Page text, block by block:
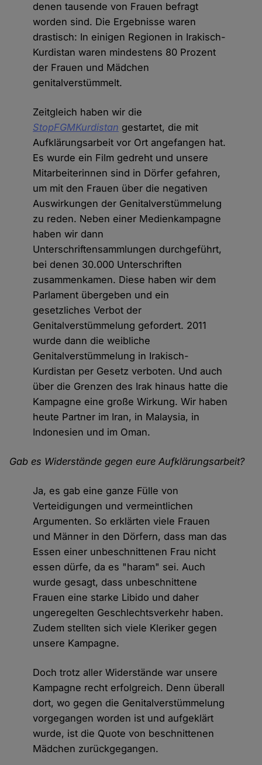
denen tausende von Frauen befragt
worden sind. Die Ergebnisse waren
drastisch: In einigen Regionen in Irakisch-
Kurdistan waren mindestens 80 Prozent
der Frauen und Mädchen
genitalverstümmelt.
Zeitgleich haben wir die
StopFGMKurdistan gestartet, die mit
Aufklärungsarbeit vor Ort angefangen hat.
Es wurde ein Film gedreht und unsere
Mitarbeiterinnen sind in Dörfer gefahren,
um mit den Frauen über die negativen
Auswirkungen der Genitalverstümmelung
zu reden. Neben einer Medienkampagne
haben wir dann
Unterschriftensammlungen durchgeführt,
bei denen 30.000 Unterschriften
zusammenkamen. Diese haben wir dem
Parlament übergeben und ein
gesetzliches Verbot der
Genitalverstümmelung gefordert. 2011
wurde dann die weibliche
Genitalverstümmelung in Irakisch-
Kurdistan per Gesetz verboten. Und auch
über die Grenzen des Irak hinaus hatte die
Kampagne eine große Wirkung. Wir haben
heute Partner im Iran, in Malaysia, in
Indonesien und im Oman.
Gab es Widerstände gegen eure Aufklärungsarbeit?
Ja, es gab eine ganze Fülle von
Verteidigungen und vermeintlichen
Argumenten. So erklärten viele Frauen
und Männer in den Dörfern, dass man das
Essen einer unbeschnittenen Frau nicht
essen dürfe, da es "haram" sei. Auch
wurde gesagt, dass unbeschnittene
Frauen eine starke Libido und daher
ungeregelten Geschlechtsverkehr haben.
Zudem stellten sich viele Kleriker gegen
unsere Kampagne.
Doch trotz aller Widerstände war unsere
Kampagne recht erfolgreich. Denn überall
dort, wo gegen die Genitalverstümmelung
vorgegangen worden ist und aufgeklärt
wurde, ist die Quote von beschnittenen
Mädchen zurückgegangen.